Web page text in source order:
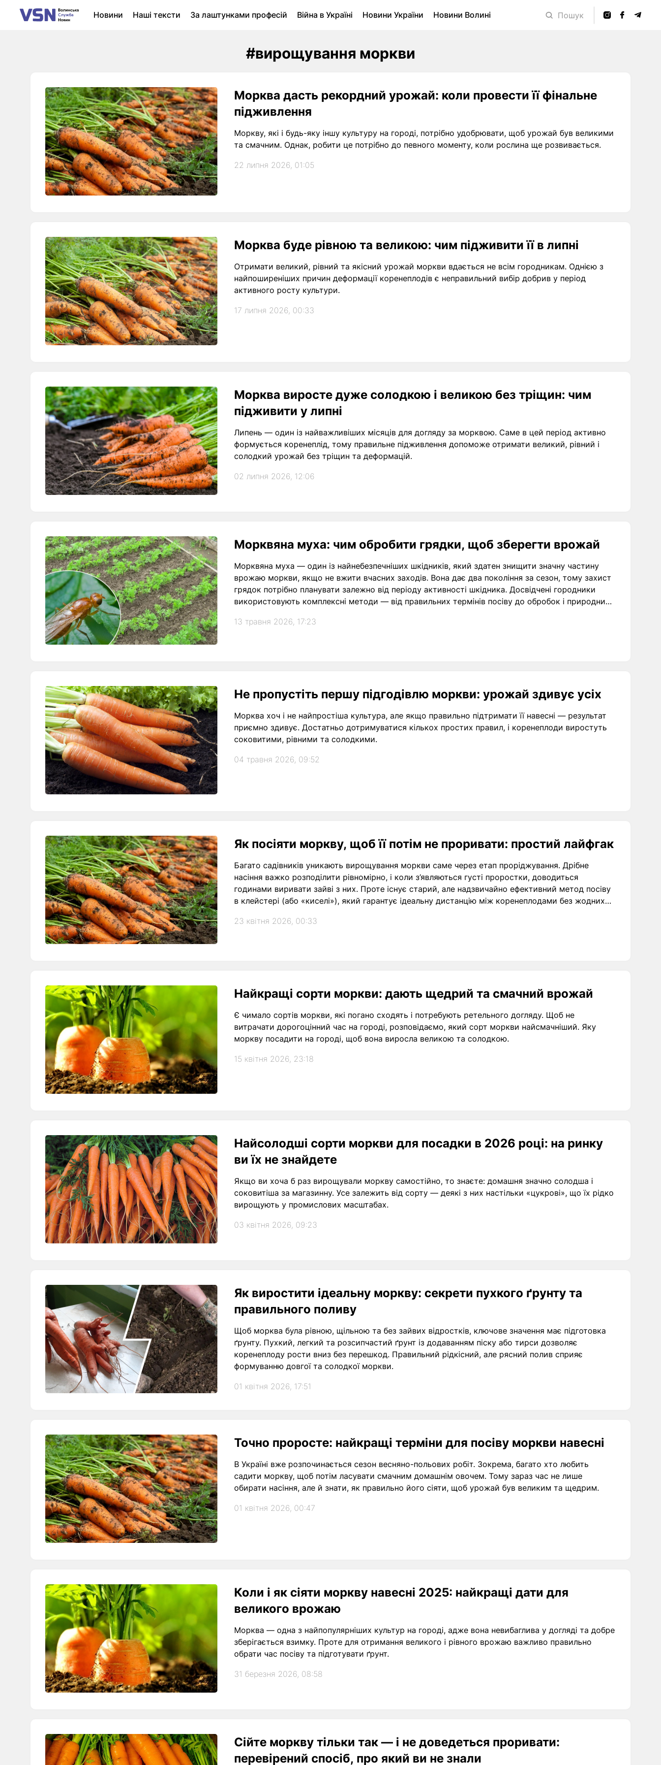
Новини Наші тексти За лаштунками професій Війна в Україні Новини України
Новини Волині
Пошук
#вирощування моркви
Морква дасть рекордний урожай: коли провести її фінальне
підживлення
Моркву, які і будь-яку іншу культуру на городі, потрібно удобрювати, щоб урожай був великими
та смачним. Однак, робити це потрібно до певного моменту, коли рослина ще розвивається.
22 липня 2026, 01:05
Морква буде рівною та великою: чим підживити її в липні
Отримати великий, рівний та якісний урожай моркви вдається не всім городникам. Однією з
найпоширеніших причин деформації коренеплодів є неправильний вибір добрив у період
активного росту культури.
17 липня 2026, 00:33
Морква виросте дуже солодкою і великою без тріщин: чим
підживити у липні
Липень — один із найважливіших місяців для догляду за морквою. Саме в цей період активно
формується коренеплід, тому правильне підживлення допоможе отримати великий, рівний і
солодкий урожай без тріщин та деформацій.
02 липня 2026, 12:06
Морквяна муха: чим обробити грядки, щоб зберегти врожай
Морквяна муха — один із найнебезпечніших шкідників, який здатен знищити значну частину
врожаю моркви, якщо не вжити вчасних заходів. Вона дає два покоління за сезон, тому захист
грядок потрібно планувати залежно від періоду активності шкідника. Досвідчені городники
використовують комплексні методи — від правильних термінів посіву до обробок і природних
13 травня 2026, 17:23
Не пропустіть першу підгодівлю моркви: урожай здивує усіх
Морква хоч і не найпростіша культура, але якщо правильно підтримати її навесні — результат
приємно здивує. Достатньо дотримуватися кількох простих правил, і коренеплоди виростуть
соковитими, рівними та солодкими.
04 травня 2026, 09:52
Як посіяти моркву, щоб її потім не проривати: простий лайфгак
Багато садівників уникають вирощування моркви саме через етап проріджування. Дрібне
насіння важко розподілити рівномірно, і коли з’являються густі проростки, доводиться
годинами виривати зайві з них. Проте існує старий, але надзвичайно ефективний метод посіву
в клейстері (або «киселі»), який гарантує ідеальну дистанцію між коренеплодами без жодних
23 квітня 2026, 00:33
Найкращі сорти моркви: дають щедрий та смачний врожай
Є чимало сортів моркви, які погано сходять і потребують ретельного догляду. Щоб не
витрачати дорогоцінний час на городі, розповідаємо, який сорт моркви найсмачніший. Яку
моркву посадити на городі, щоб вона виросла великою та солодкою.
15 квітня 2026, 23:18
Найсолодші сорти моркви для посадки в 2026 році: на ринку
ви їх не знайдете
Якщо ви хоча б раз вирощували моркву самостійно, то знаєте: домашня значно солодша і
соковитіша за магазинну. Усе залежить від сорту — деякі з них настільки «цукрові», що їх рідко
вирощують у промислових масштабах.
03 квітня 2026, 09:23
Як виростити ідеальну моркву: секрети пухкого ґрунту та
правильного поливу
Щоб морква була рівною, щільною та без зайвих відростків, ключове значення має підготовка
ґрунту. Пухкий, легкий та розсипчастий ґрунт із додаванням піску або тирси дозволяє
коренеплоду рости вниз без перешкод. Правильний рідкісний, але рясний полив сприяє
формуванню довгої та солодкої моркви.
01 квітня 2026, 17:51
Точно проросте: найкращі терміни для посіву моркви навесні
В Україні вже розпочинається сезон весняно-польових робіт. Зокрема, багато хто любить
садити моркву, щоб потім ласувати смачним домашнім овочем. Тому зараз час не лише
обирати насіння, але й знати, як правильно його сіяти, щоб урожай був великим та щедрим.
01 квітня 2026, 00:47
Коли і як сіяти моркву навесні 2025: найкращі дати для
великого врожаю
Морква — одна з найпопулярніших культур на городі, адже вона невибаглива у догляді та добре
зберігається взимку. Проте для отримання великого і рівного врожаю важливо правильно
обрати час посіву та підготувати ґрунт.
31 березня 2026, 08:58
Сійте моркву тільки так — і не доведеться проривати:
перевірений спосіб, про який ви не знали